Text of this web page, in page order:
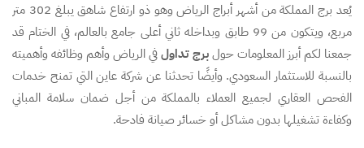
يُعد برج المملكة من أشهر أبراج الرياض وهو ذو ارتفاع شاهق يبلغ 302 متر
مربع، ويتكون من 99 طابق وبداخله ثاني أعلى جامع بالعالم، في الختام قد
جمعنا لكم أبرز المعلومات حولبرج تداولفي الرياض وأهم وظائفه وأهميته
بالنسبة للاستثمار السعودي. وأيضًا تحدثنا عن شركة عاين التي تمنح خدمات
الفحص العقاري لجميع العملاء بالمملكة من أجل ضمان سلامة المباني
وكفاءة تشغيلها بدون مشاكل أو خسائر صيانة فادحة.